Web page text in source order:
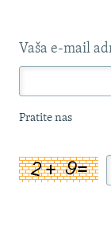
Vaša e-mail
Pratite nas